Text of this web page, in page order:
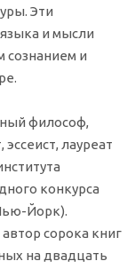
Эти
и мысли
и
философ,
лауреат
конкурса
Йорк).
сорока книг
на двадцать